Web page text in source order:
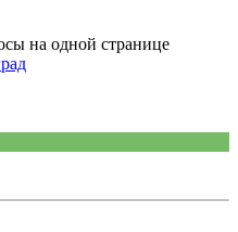
на одной странице